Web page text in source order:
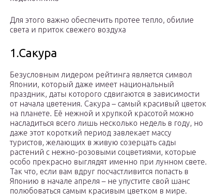
Для этого важно обеспечить протее тепло, обилие
света и приток свежего воздуха
1.Сакура
Безусловным лидером рейтинга является символ
Японии, который даже имеет национальный
праздник, даты которого сдвигаются в зависимости
от начала цветения. Сакура – самый красивый цветок
на планете. Её нежной и хрупкой красотой можно
насладиться всего лишь несколько недель в году, но
даже этот короткий период завлекает массу
туристов, желающих в живую созерцать сады
растений с нежно-розовыми соцветиями, которые
особо прекрасно выглядят именно при лунном свете.
Так что, если вам вдруг посчастливится попасть в
Японию в начале апреля – не упустите свой шанс
полюбоваться самым красивым цветком в мире.